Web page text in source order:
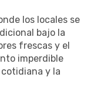
los locales se
bajo la
frescas y el
imperdible
y la